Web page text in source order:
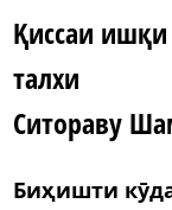
Қиссаи
талхи
Ситораву
Биҳишти